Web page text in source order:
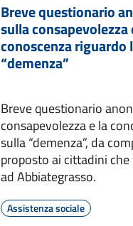
Breve questionario
sulla consapevolezza
conoscenza riguardo
“demenza”
Breve questionario
consapevolezza e la
sulla “demenza”, da
proposto ai cittadini
ad Abbiategrasso.
Assistenza sociale